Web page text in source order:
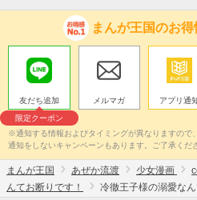
まんが王国のお
友だち追加
限定クーポン
メルマガ アプリ通
※通知する情報およびタイミングが異なりますの
通知をしないキャンペーンもあります。ご了承くだ
まんが王国 あぜか流渡 少女漫画
んてお断りです！
冷徹王子様の溺愛な